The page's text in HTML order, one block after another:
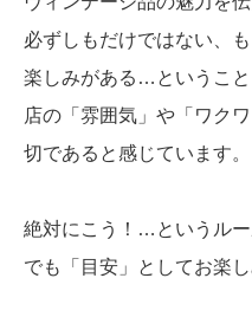
必ずしもだけではない、
楽しみがある…というこ
店の「雰囲気」や「ワク
切であると感じています。
絶対にこう！…というル
でも「目安」としてお楽